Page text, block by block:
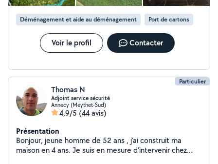
Déménagement et aide au déménagement Port de cartons
Voir le profil Contacter
Particulier
Thomas N
Adjoint service sécurité
Annecy (Meythet-Sud)
4,9/5 (44 avis)
Présentation
Bonjour, jeune homme de 52 ans , j'ai construit ma
maison en 4 ans. Je suis en mesure d'intervenir chez